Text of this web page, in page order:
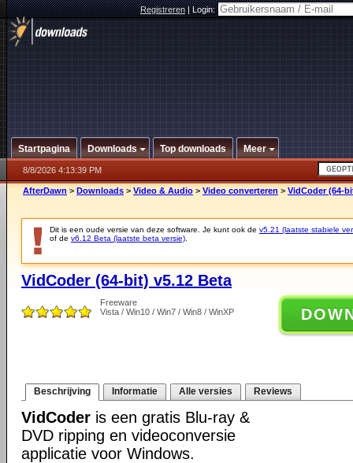
Registreren|Login:
Startpagina Downloads Top downloads Meer
8/8/2026 4:13:39 PM
AfterDawn > Downloads > Video & Audio > Video converteren > VidCoder (64-
Dit is een oude versie van deze software. Je kunt ook de v5.21 (laatste stabiele
of de v6.12 Beta (laatste beta versie)
VidCoder (64-bit) v5.12 Beta
Freeware
Vista / Win10 / Win7 / Win8 / WinXP
Beschrijving Informatie Alle versies Reviews
VidCoder is een gratis Blu-ray &
DVD ripping en videoconversie
applicatie voor Windows.